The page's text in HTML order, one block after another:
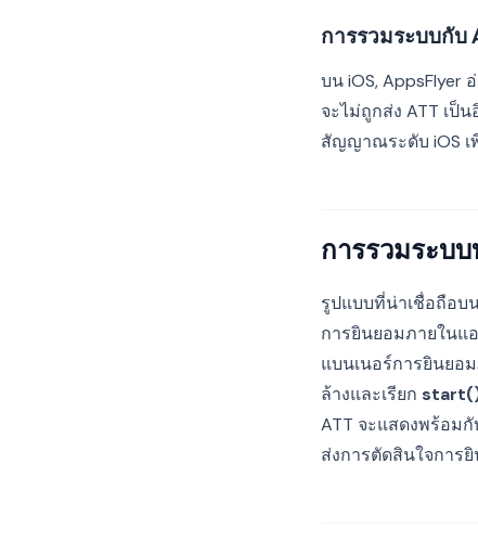
การรวมระบบกับ
บน iOS, AppsFlyer
จะไม่ถูกส่ง ATT เป็
สัญญาณระดับ iOS เ
การรวมระบ
รูปแบบที่น่าเชื่อถือบ
การยินยอมภายในแ
แบนเนอร์การยินยอ
ล้างและเรียก
ATT จะแสดงพร้อม
ส่งการตัดสินใจการ